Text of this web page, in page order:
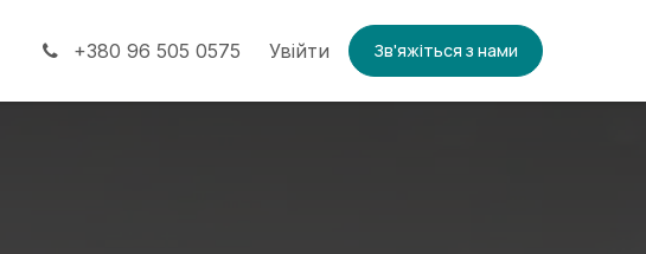
+380 96 505 0575 Увійти Зв'яжіться з нами